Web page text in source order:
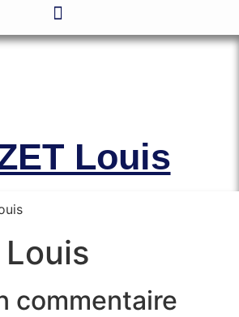
Louis
Louis
commentaire